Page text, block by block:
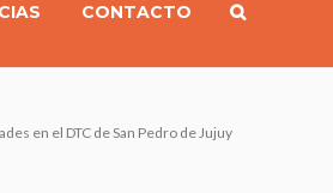
CONTACTO
en el DTC de San Pedro de Jujuy